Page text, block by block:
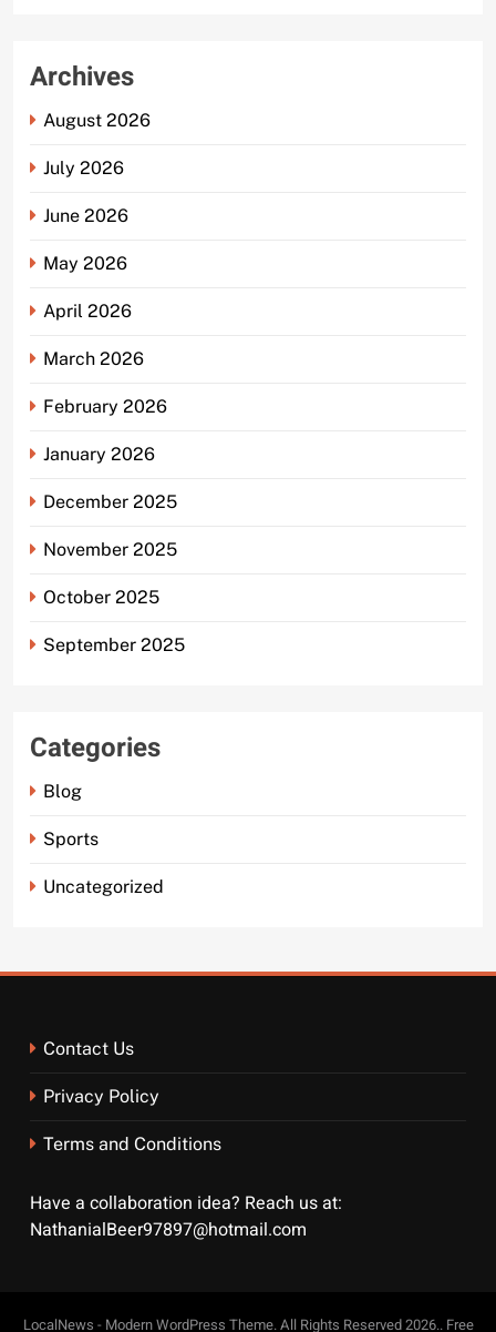
Archives
August 2026
July 2026
June 2026
May 2026
April 2026
March 2026
February 2026
January 2026
December 2025
November 2025
October 2025
September 2025
Categories
Blog
Sports
Uncategorized
Contact Us
Privacy Policy
Terms and Conditions
Have a collaboration idea? Reach us at:
NathanialBeer97897@hotmail.com
LocalNews - Modern WordPress Theme. All Rights Reserved 2026.. Free